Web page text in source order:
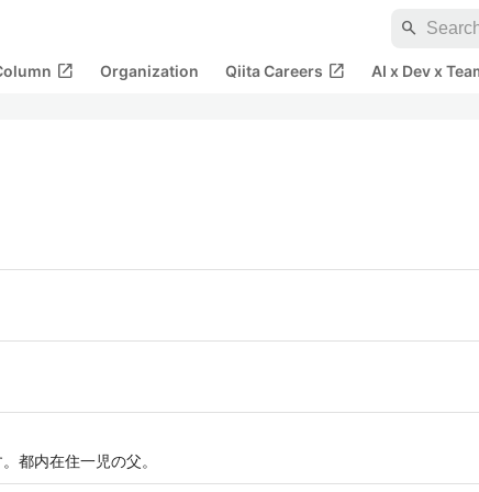
search
open_in_new Organization Qiita Careers open_in_new AI x Dev x
都内在住一児の父。